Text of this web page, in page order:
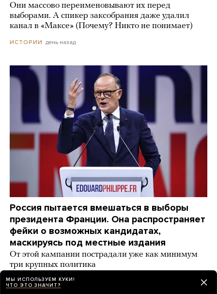
Они массово переименовывают их перед
выборами. А спикер заксобрания даже удалил
канал в «Максе» (Почему? Никто не понимает)
ИСТОРИИ день назад
Россия пытается вмешаться в выборы
президента Франции. Она распространяет
фейки о возможных кандидатах,
маскируясь под местные издания
От этой кампании пострадали уже как минимум
три крупных политика
НОВОСТИ день назад
МЫ ИСПОЛЬЗУЕМ КУКИ!
ЧТО ЭТО ЗНАЧИТ?